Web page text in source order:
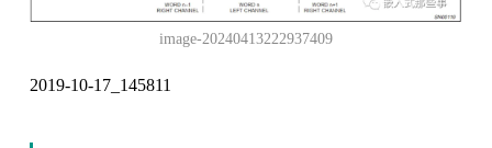
image-20240413222937409
2019-10-17_145811